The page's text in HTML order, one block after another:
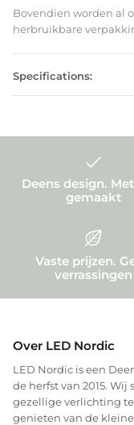
Bovendien worden al
herbruikbare
Specifications:
Deens design.
gemaakt
Vaste prijzen.
verrassingen
Over LED Nordic
LED Nordic is een
de herfst van 2015.
gezellige verlichting
genieten van de